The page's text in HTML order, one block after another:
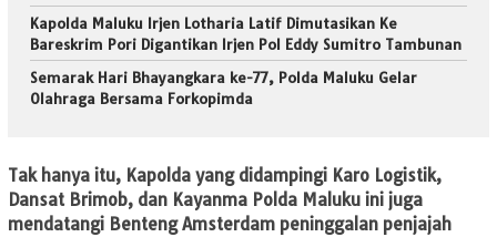
Kapolda Maluku Irjen Lotharia Latif Dimutasikan Ke
Bareskrim Pori Digantikan Irjen Pol Eddy Sumitro Tambunan
Semarak Hari Bhayangkara ke-77, Polda Maluku Gelar
Olahraga Bersama Forkopimda
Tak hanya itu, Kapolda yang didampingi Karo Logistik,
Dansat Brimob, dan Kayanma Polda Maluku ini juga
mendatangi Benteng Amsterdam peninggalan penjajah